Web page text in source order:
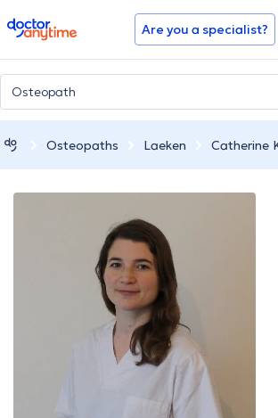
doctoranytime Are you a specialist?
Osteopaths Laeken Catherine